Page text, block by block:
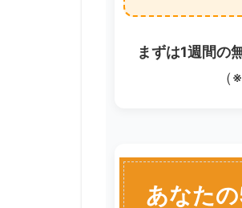
まずは1週間の
あなた